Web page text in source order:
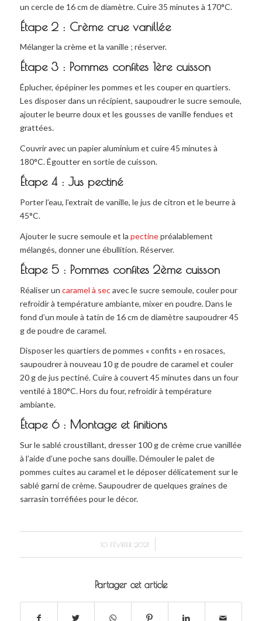
un cercle de 16 cm de diamètre. Cuire 35 minutes à 170°C.
Étape 2 : Crème crue vanillée
Mélanger la crème et la vanille ; réserver.
Étape 3 : Pommes confites 1ère cuisson
Éplucher, épépiner les pommes et les couper en quartiers.
Les disposer dans un récipient, saupoudrer le sucre semoule,
ajouter le beurre doux et les gousses de vanille fendues et
grattées.
Couvrir avec un papier aluminium et cuire 45 minutes à
180°C. Égoutter en sortie de cuisson.
Étape 4 : Jus pectiné
Porter l’eau, l’extrait de vanille, le jus de citron et le beurre à
45°C.
Ajouter le sucre semoule et la pectinepréalablement
mélangés, donner une ébullition. Réserver.
Étape 5 : Pommes confites 2ème cuisson
Réaliser un caramel à secavec le sucre semoule, couler pour
refroidir à température ambiante, mixer en poudre. Dans le
fond d’un moule à tatin de 16 cm de diamètre saupoudrer 45
g de poudre de caramel.
Disposer les quartiers de pommes « confits » en rosaces,
saupoudrer à nouveau 10 g de poudre de caramel et couler
20 g de jus pectiné. Cuire à couvert 45 minutes dans un four
ventilé à 180°C. Hors du four, refroidir à température
ambiante.
Étape 6 : Montage et finitions
Sur le sablé croustillant, dresser 100 g de crème crue vanillée
à l’aide d’une poche sans douille. Démouler le palet de
pommes cuites au caramel et le déposer délicatement sur le
sablé garni de crème. Saupoudrer de quelques graines de
sarrasin torréfiées pour le décor.
10 FÉVRIER 2021
/
Partager cet article